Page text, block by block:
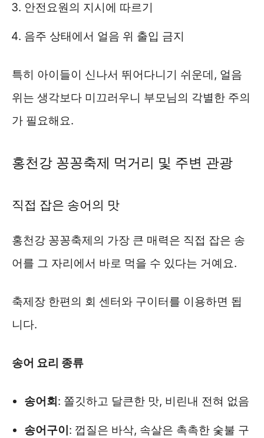
안전요원의 지시에 따르기
음주 상태에서 얼음 위 출입 금지
특히 아이들이 신나서 뛰어다니기 쉬운데, 얼음
위는 생각보다 미끄러우니 부모님의 각별한 주의
가 필요해요.
홍천강 꽁꽁축제 먹거리 및 주변 관광
직접 잡은 송어의 맛
홍천강 꽁꽁축제의 가장 큰 매력은 직접 잡은 송
어를 그 자리에서 바로 먹을 수 있다는 거예요.
축제장 한편의 회 센터와 구이터를 이용하면 됩
니다.
송어 요리 종류
송어회 : 쫄깃하고 달큰한 맛, 비린내 전혀 없음
송어구이 : 껍질은 바삭, 속살은 촉촉한 숯불 구